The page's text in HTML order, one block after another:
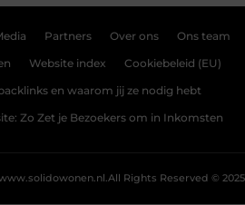
Partners Over ons Ons team
Website index Cookiebeleid (EU)
en waarom jij ze nodig hebt
Zo Zet je Bezoekers om in Inkomsten
All Rights Reserved © 2025